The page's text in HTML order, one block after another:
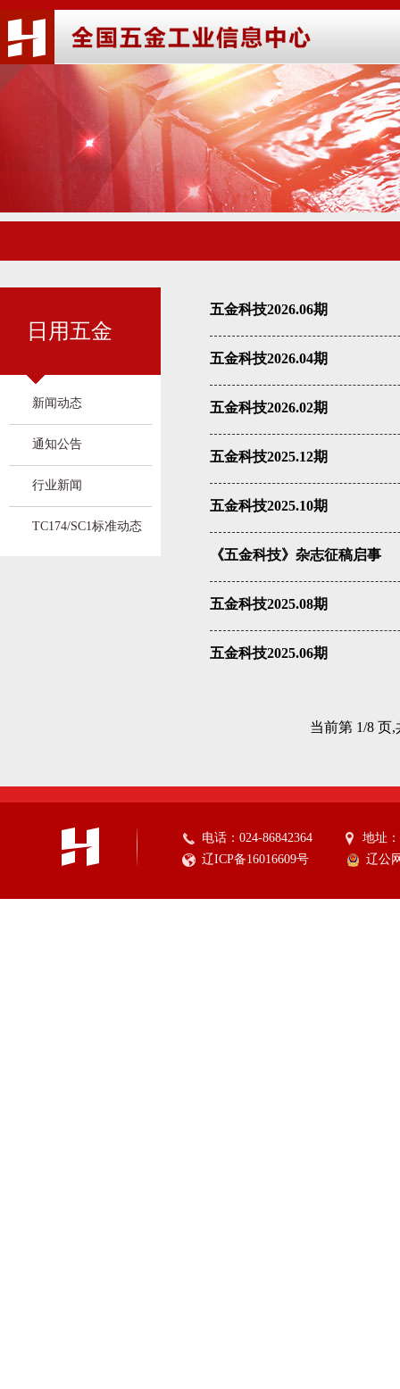
日用五金
新闻动态
通知公告
行业新闻
TC174/SC1标准动态
五金科技2026.06期
五金科技2026.04期
五金科技2026.02期
五金科技2025.12期
五金科技2025.10期
《五金科技》杂志征稿启事
五金科技2025.08期
五金科技2025.06期
当前第 1/8 页
电话：024-86842364
地址
辽ICP备16016609号
辽公